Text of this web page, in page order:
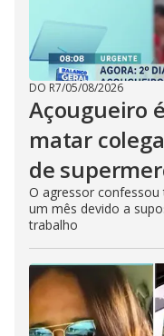
DO R7/05/08/2026
Açougueiro
matar
de
O agressor
um mês devido a
trabalho